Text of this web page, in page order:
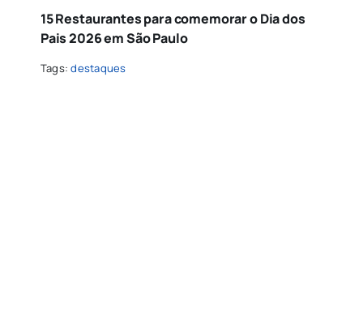
15 Restaurantes para comemorar o Dia dos
Pais 2026 em São Paulo
Tags:destaques